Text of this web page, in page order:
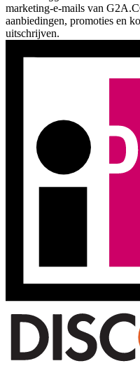
marketing-e-mails van
aanbiedingen, promoties en
uitschrijven.